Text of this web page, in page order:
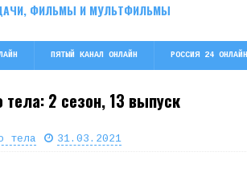
ФИЛЬМЫ И МУЛЬТФИЛЬМЫ
ПЯТЫЙ КАНАЛ ОНЛАЙН РОССИЯ 24 ОНЛАЙН
2 сезон, 13 выпуск
тела 31.03.2021